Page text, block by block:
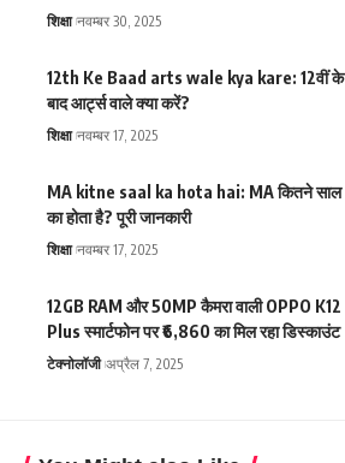
शिक्षा नवम्बर 30, 2025
12th Ke Baad arts wale kya kare: 12वीं के
बाद आर्ट्स वाले क्या करें?
शिक्षा नवम्बर 17, 2025
MA kitne saal ka hota hai: MA कितने साल
का होता है? पूरी जानकारी
शिक्षा नवम्बर 17, 2025
12GB RAM और 50MP कैमरा वाली OPPO K12
Plus स्मार्टफोन पर ₹6,860 का मिल रहा डिस्काउंट
टेक्नोलॉजी अप्रैल 7, 2025